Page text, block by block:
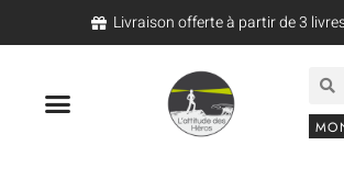
Livraison offerte à partir de 3